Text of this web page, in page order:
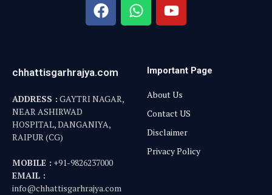
chhattisgarhrajya.com
ADDRESS : GAYTRI NAGAR,
NEAR ASHIRWAD
HOSPITAL, DANGANIYA,
RAIPUR (CG)
MOBILE : +91-9826237000
EMAIL :
info@chhattisgarhrajya.com
Important Page
About Us
Contact US
Disclaimer
Privacy Policy